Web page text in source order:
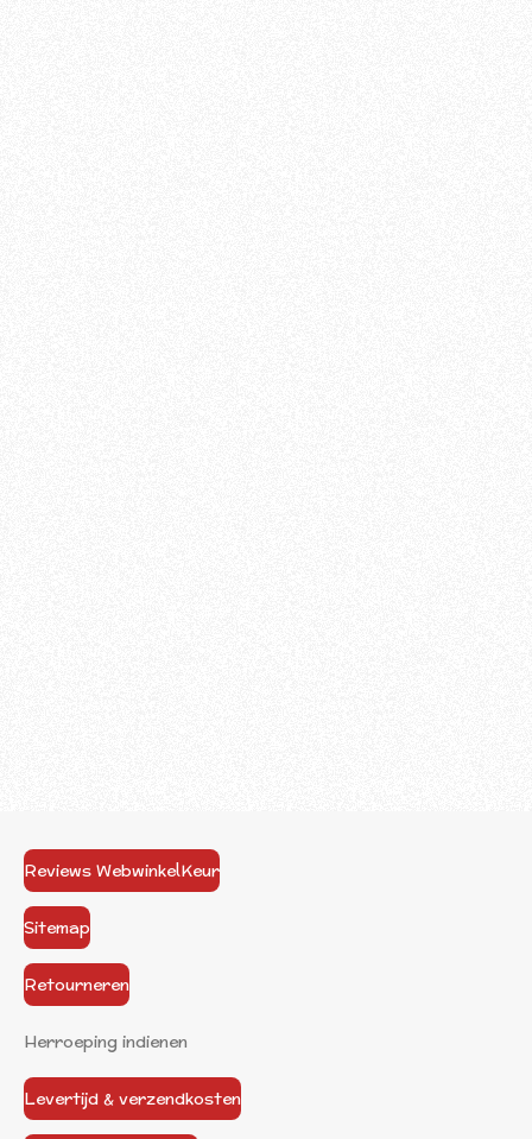
Reviews WebwinkelKeur
Sitemap
Retourneren
Herroeping indienen
Levertijd & verzendkosten